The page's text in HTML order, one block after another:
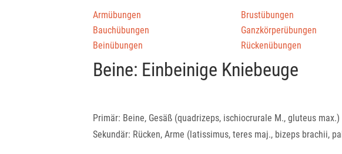
Armübungen
Bauchübungen
Beinübungen
Brustübungen
Ganzkörperübungen
Rückenübungen
Beine: Einbeinige Kniebeuge
Primär: Beine, Gesäß (quadrizeps, ischiocrurale M., gluteus max.)
Sekundär: Rücken, Arme (latissimus, teres maj., bizeps brachii,